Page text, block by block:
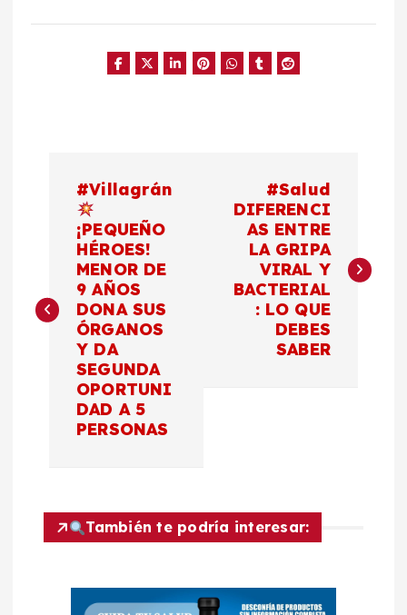
e
ó
#Villagrán
¡PEQUEÑO
HÉROES!
MENOR DE
9 AÑOS
DONA SUS
ÓRGANOS
Y DA
SEGUNDA
OPORTUNI
DAD A 5
PERSONAS
#Salud
DIFERENCI
AS ENTRE
LA GRIPA
VIRAL Y
BACTERIAL
: LO QUE
DEBES
SABER
También te podría interesar: